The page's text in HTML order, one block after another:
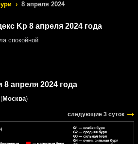
› 8 апреля 2024
Kp 8 апреля 2024 года
спокойной
8 апреля 2024 года
(Москва)
следующие 3 суток